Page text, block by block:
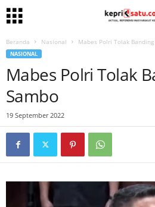
Beranda Nasional Mabes Polri Tolak Banding
NASIONAL
Mabes Polri Tolak
Sambo
19 September 2022